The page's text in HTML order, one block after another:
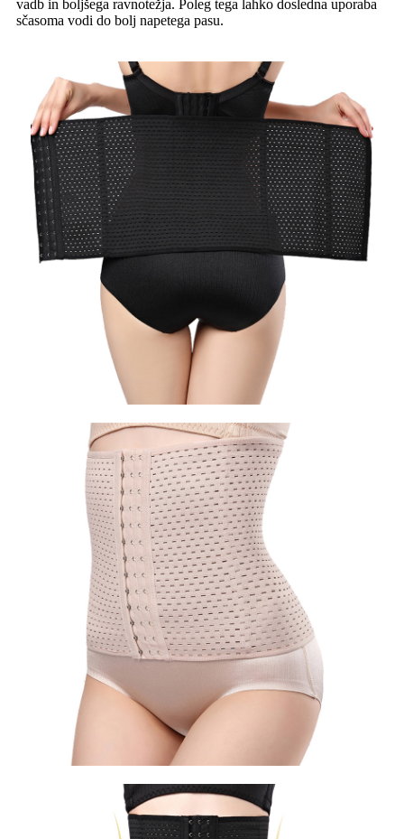
vadb in boljšega ravnotežja. Poleg tega lahko dosledna uporaba
sčasoma vodi do bolj napetega pasu.